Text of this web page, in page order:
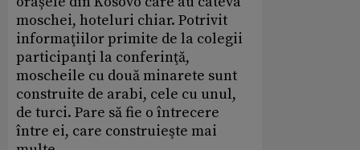
moschei, hoteluri chiar. Potrivit
informaţiilor primite de la colegii
participanţi la conferinţă,
moscheile cu două minarete sunt
construite de arabi, cele cu unul,
de turci. Pare să fie o întrecere
între ei, care construieşte mai